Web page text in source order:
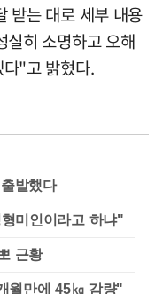
받는 대로 세부 내용
실히 소명하고 오해
"고 밝혔다.
발했다
미인이라고 하냐"
근황
월만에 45㎏ 감량"